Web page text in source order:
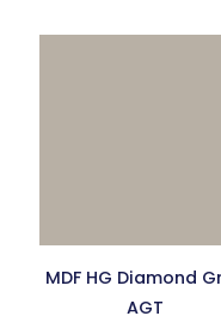
MDF HG Diamond
AGT